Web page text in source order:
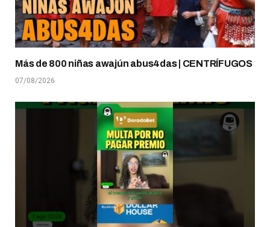
Más de 800 niñas awajún abus4das | CENTRÍFUGOS
07/08/2026